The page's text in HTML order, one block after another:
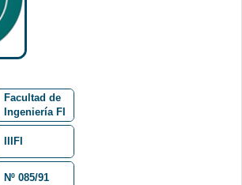
Facultad de
Ingeniería FI
IIIFI
Nº 085/91
Mariscal